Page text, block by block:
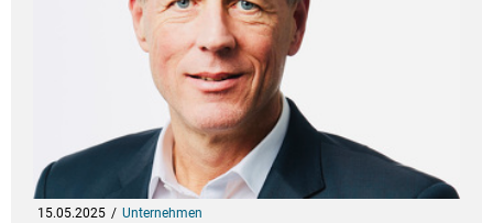
15.05.2025 Unternehmen